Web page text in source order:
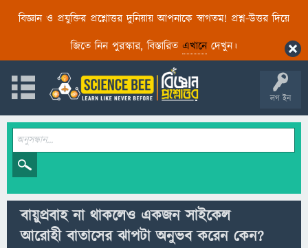
বিজ্ঞান ও প্রযুক্তির প্রশ্নোত্তর দুনিয়ায় আপনাকে স্বাগতম! প্রশ্ন-উত্তর দিয়ে
জিতে নিন পুরস্কার, বিস্তারিত এখানেদেখুন।
লগ ইন
বায়ুপ্রবাহ না থাকলেও একজন সাইকেল
আরোহী বাতাসের ঝাপটা অনুভব করেন কেন?